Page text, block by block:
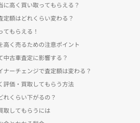
に高く買い取ってもらえる？
定額はどれくらい変わる？
もらえる！
高く売るための注意ポイント
中古車査定に影響する？
ナーチェンジで査定額は変わる？
評価・買取してもらう方法
れくらい下がるの？
取してもらうには